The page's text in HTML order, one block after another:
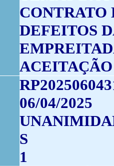
CONTRATO
DEFEITOS
06/04/2025
S
1